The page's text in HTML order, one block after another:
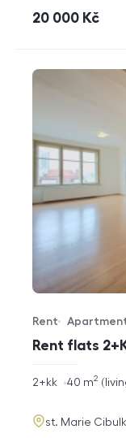
cena
20 000 Kč
Rent flats
Offer type
Rent
Property type
rozměry
disposition
2+kk 40 m2
adresa
st. Marie